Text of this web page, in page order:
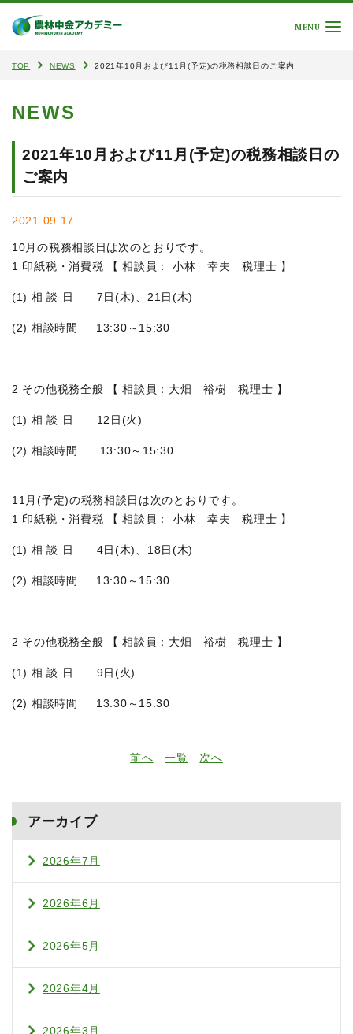
MENU
TOP NEWS 2021年10月および11月(予定)の税務相談日のご案内
NEWS
2021年10月および11月(予定)の税務相談日の
ご案内
2021.09.17
10月の税務相談日は次のとおりです。
1 印紙税・消費税 【 相談員： 小林 幸夫 税理士 】
(1) 相 談 日 7日(木)、21日(木)
(2) 相談時間 13:30～15:30
2 その他税務全般 【 相談員：大畑 裕樹 税理士 】
(1) 相 談 日 12日(火)
(2) 相談時間 13:30～15:30
11月(予定)の税務相談日は次のとおりです。
1 印紙税・消費税 【 相談員： 小林 幸夫 税理士 】
(1) 相 談 日 4日(木)、18日(木)
(2) 相談時間 13:30～15:30
2 その他税務全般 【 相談員：大畑 裕樹 税理士 】
(1) 相 談 日 9日(火)
(2) 相談時間 13:30～15:30
前へ 一覧 次へ
アーカイブ
2026年7月
2026年6月
2026年5月
2026年4月
2026年3月